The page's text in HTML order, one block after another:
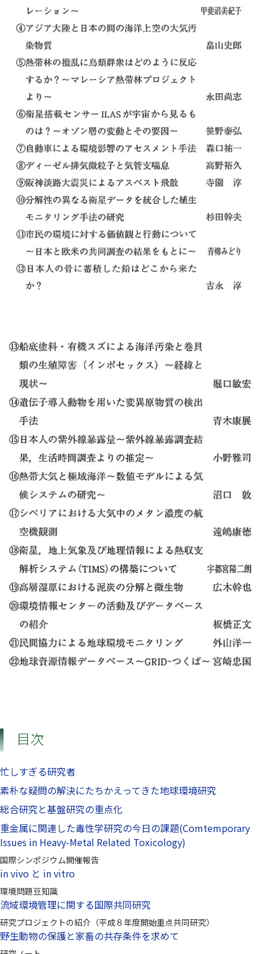
目次
忙しすぎる研究者
素朴な疑問の解決にたちかえってきた地球環境研究
総合研究と基盤研究の重点化
重金属に関連した毒性学研究の今日の課題(Comtemporary
Issues in Heavy-Metal Related Toxicology)
国際シンポジウム開催報告
in vivo と in vitro
環境問題豆知識
流域環境管理に関する国際共同研究
研究プロジェクトの紹介（平成８年度開始重点共同研究）
野生動物の保護と家畜の共存条件を求めて